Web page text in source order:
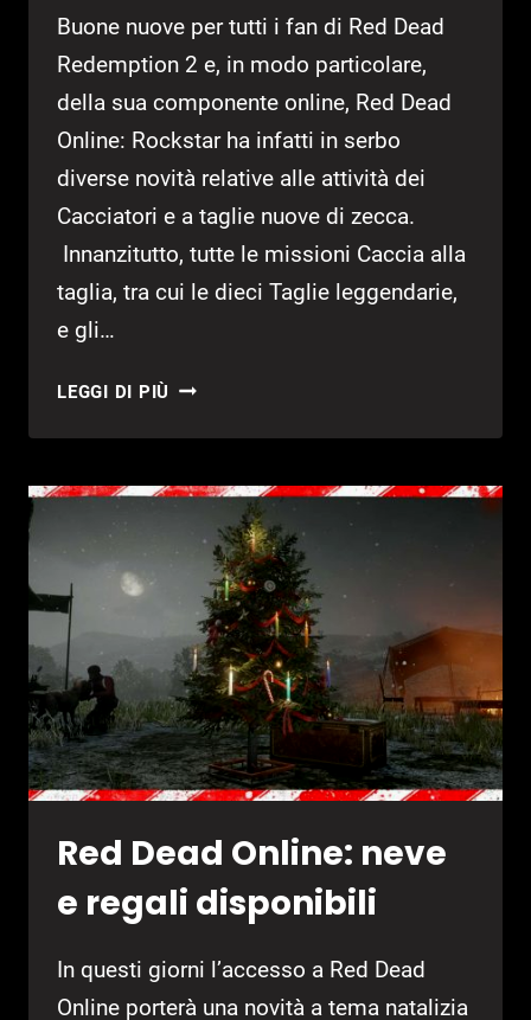
Buone nuove per tutti i fan di Red Dead
Redemption 2 e, in modo particolare,
della sua componente online, Red Dead
Online: Rockstar ha infatti in serbo
diverse novità relative alle attività dei
Cacciatori e a taglie nuove di zecca.
Innanzitutto, tutte le missioni Caccia alla
taglia, tra cui le dieci Taglie leggendarie,
e gli…
LEGGI DI PIÙ RED
ONLINE:
TANTI
SCONTI
E
BONUS
Red Dead Online: neve
e regali disponibili
In questi giorni l’accesso a Red Dead
Online porterà una novità a tema natalizia